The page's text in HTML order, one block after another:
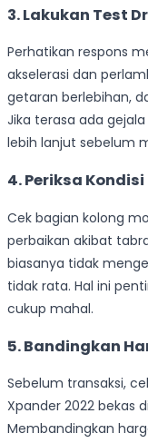
3. Lakukan Test
Perhatikan respons
akselerasi dan
getaran berlebihan,
Jika terasa ada
lebih lanjut sebelum
4. Periksa
Cek bagian kolong
perbaikan akibat
biasanya tidak
tidak rata. Hal ini
cukup mahal.
5. Bandingkan
Sebelum transaksi,
Xpander 2022 bekas
Membandingkan